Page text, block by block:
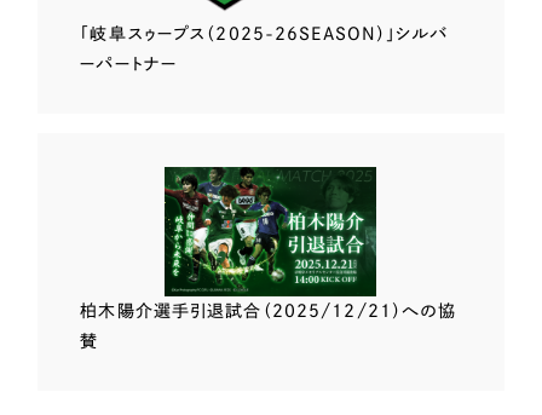
「岐阜スゥープス （2025-26SEASON）」 シルバ
ーパートナー
柏木陽介選手引退試合（2025/12/21）への協
賛